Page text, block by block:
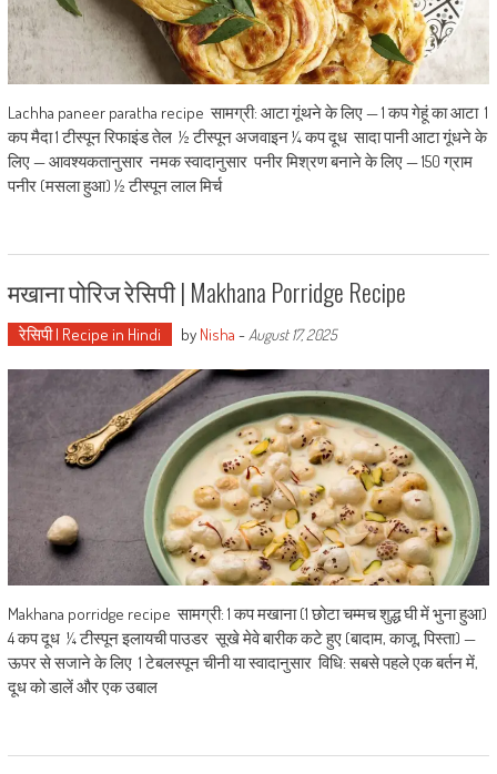
Lachha paneer paratha recipe सामग्री: आटा गूंथने के लिए — 1 कप गेहूं का आटा 1
कप मैदा 1 टीस्पून रिफाइंड तेल ½ टीस्पून अजवाइन ¼ कप दूध सादा पानी आटा गूंधने के
लिए — आवश्यकतानुसार नमक स्वादानुसार पनीर मिश्रण बनाने के लिए — 150 ग्राम
पनीर (मसला हुआ) ½ टीस्पून लाल मिर्च
मखाना पोरिज रेसिपी | Makhana Porridge Recipe
रेसिपी | Recipe in Hindi by Nisha - August 17, 2025
Makhana porridge recipe सामग्री: 1 कप मखाना (1 छोटा चम्मच शुद्ध घी में भुना हुआ)
4 कप दूध ¼ टीस्पून इलायची पाउडर सूखे मेवे बारीक कटे हुए (बादाम, काजू, पिस्ता) —
ऊपर से सजाने के लिए 1 टेबलस्पून चीनी या स्वादानुसार विधि: सबसे पहले एक बर्तन में,
दूध को डालें और एक उबाल